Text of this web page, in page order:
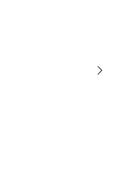
